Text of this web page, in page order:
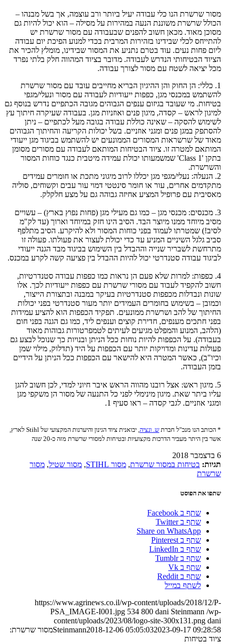
מסור שרשרת הנו כלי עבודה יעיל ביותר ורב עוצמה, אך בשל מבנהו –
הכולל שרשרת משוננת הנעה במהירות על מסילה – הוא יכול להיות גם
מסוכן מאוד. מכאן חשוב להפנים שבעבודה עם מסור שרשרת יש
להתייחס לכלי שבידינו בזהירות המרבית בכדי למנוע הפיכת יום עבודה
ליום פחות נעים. עוד בטרם נתניע את המסור שבידינו, מומלץ להכיר את
הציוד הבטיחותי הנדרש לעבודה. מדובר בציוד המהווה חלק בלתי נפרד
מכל יציאה לשטח עם מסור לצורך עבודה.
1. כללי: הן החוק והן ההיגיון הבריא מחייבים עובד עם מסור שרשרת
להשתמש במכנסי מגן, כפפות ייעודיות לעבודה עם מסור ונעלי/מגפי
בטיחות. מי שעובד בגיזום ענפים הגבוהים מגובה הכתפיים נדרש בנוסף גם
למיגון לראש – קסדה, מיגון פנים ואוזניות מגן. בעבודה שעיקרה חיתוך עץ
לשימוש להסקה – שאינה כוללת עבודה בגובה מעל לכתפיים – ניתן
להסתפק במגן פנים ומגני אוזניים. בשל יכולות הקריעה והחיתוך הגבוהים
מאוד של שרשראות המסורים הממונעים יש להשתמש בביגוד מגן ייעודי
המותאם למטרה זו. ציוד הבטיחות המותאם לעבודה עם מסורים מסומן
בתקן 'Class 1' שמשמעותו יכולת עמידה מיטבית כנגד כוחות המסור
והשרשרת.
2. הנעלה: נעלי/מגפי מגן יכללו לרוב מיגוני מתכת או חומרים עמידים
מתקדמים אחרים, עור או חומר סינטטי דמוי עור עבים וקשוחים, סוליה
מאסיבית עם פרופיל המציע אחיזה גבוהה גם על מצע חלקלק.
3. מכנסים: מכנסי מגן – כמו גם מעילי מגן (פחות נפוץ בארץ) – עשויים
מסיב מיוחד ממנו מיוצר הבד. הסיב הינו חזק במיוחד וארוך (עד לק"מ
לסיב!) שמטרתו לעמוד בפני כוחות המסור ולא להיקרע. הסיב מתלפף
סביב גלגל השיניים המניע עד כדי יכולת לעצור את פעולתו. פעולה זו
מתרחשת לשבריר שנייה וההבדל בין השימוש בביגוד מבד הגנה ייעודי
לביגוד עבודה סטנדרטי יכול להיות ההבדל בין פציעה קשה לקרע במכנס.
4. כפפות: למרות שלא פעם הן נראות כמו כפפות עבודה סטנדרטיות,
חשוב להקפיד לעבוד עם מסורי שרשרת עם כפפות ייעודיות לכך. אלו
שונות ונבדלות מכפפות סטנדרטיות בעיקר במבנה ובתצורת הייצור,
וכמובן – בשימוש בחומרים העמידים יותר מעור סטנדרטי בפני יכולות
החיתוך של להב ושרשרת ממונעים. תפקיד הכפפות הוא להציע עמידות
בפני חתכים מענפים, חדירת קוצים וענפים ליד, כמו גם הגנה בפני חום
(הלהב, המנוע והמפלט מגיעים לעיתים לטמפרטורות גבוהות מאוד
בעבודה). על הכפפות להיות נוחות ככל הניתן ובנויות כך שנוכל לבצע גם
פעולות עדינות ומדויקות יותר עם הכפפות על היד (תדלוק, מילוי שמן
וכיו"ב), כאשר המטרה היא להישאר עם הכפפות ככל הניתן על הידיים
בזמן העבודה.
5. מיגון ראש: אצל רובנו מהווה הראש איבר חיוני למדי, לכן חשוב להגן
עליו ביתר שאת. מיגון מינימלי לפני כל התנעה של מסור הן משקפי מגן
ומגני אוזניים. לגבי קסדה – ראו סעיף 1.
* הכותב הנו מנכ"ל חברת ש. ונציה
, יבואנית ציוד הגינון והיערנות המקצועי של Stihl לארץ,
אשר בין היתר מעביר הדרכות מקצועיות ובטיחות למסורי שרשרת מזה כ-20 שנה
6 בדצמבר 2018
תגיות: בטיחות במסור שרשרת, מסור STIHL , מסור שטיל, מסור
שרשרת
שתפו את הפוסט
שתף ב Facebook
שתף ב Twitter
Share on WhatsApp
שתף ב Pinterest
שתף ב LinkedIn
שתף ב Tumblr
שתף ב Vk
שתף ב Reddit
לשתף במייל
https://www.agrinews.co.il/wp-content/uploads/2018/12/P-
PSA_IMAGE-I001.jpg 534 800 dani Steinmann /wp-
content/uploads/2023/08/logo-site-300x131.png dani
Steinmann2018-12-06 05:05:032023-09-17 09:28:58
מסור שרשרת:
ציוד בטיחות